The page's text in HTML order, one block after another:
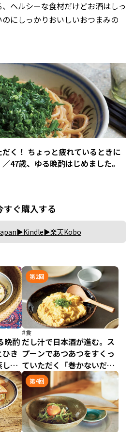
ヘルシーな食材だけどお酒はしっ
にしっかりおいしいおつまみの
く！ ちょっと疲れているときに
47歳、ゆる晩酌はじめました。
すぐ購入する
Kindle 楽天Kobo
晩酌
き
」
めま
第2回
#食
だし汁で日本酒が進む。ス
プーンであつあつをすくっ
ていただく「巻かないだし
巻き卵」／47歳、ゆる晩酌
はじめました。（2）
第4回